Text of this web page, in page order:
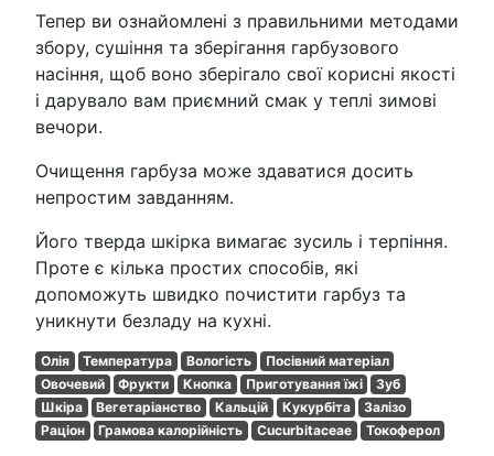
Тепер ви ознайомлені з правильними методами
збору, сушіння та зберігання гарбузового
насіння, щоб воно зберігало свої корисні якості
і дарувало вам приємний смак у теплі зимові
вечори.
Очищення гарбуза може здаватися досить
непростим завданням.
Його тверда шкірка вимагає зусиль і терпіння.
Проте є кілька простих способів, які
допоможуть швидко почистити гарбуз та
уникнути безладу на кухні.
Олія Температура Вологість
Посівний матеріал
Овочевий
Фрукти Кнопка Приготування їжі
Зуб
Шкіра
Вегетаріанство Кальцій Кукурбіта
Залізо
Раціон
Грамова калорійність Cucurbitaceae Токоферол